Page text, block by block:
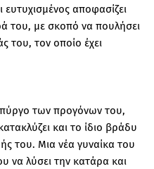
αποφασίζει
του, με σκοπό να πουλήσει
του, τον οποίο έχει
των προγόνων του,
και το ίδιο βράδυ
του. Μια νέα γυναίκα του
να λύσει την κατάρα και